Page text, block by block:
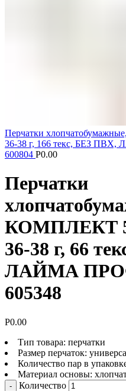
Перчатки
36-38 г, 166 текс, БЕЗ
600804 Р0.00
Перчатки
КОМПЛЕКТ 5
36-38 г, 66
ЛАЙМА
605348
Р0.00
Тип товара: перчатки
Размер перчаток:
Количество пар в
Материал основы:
Количество